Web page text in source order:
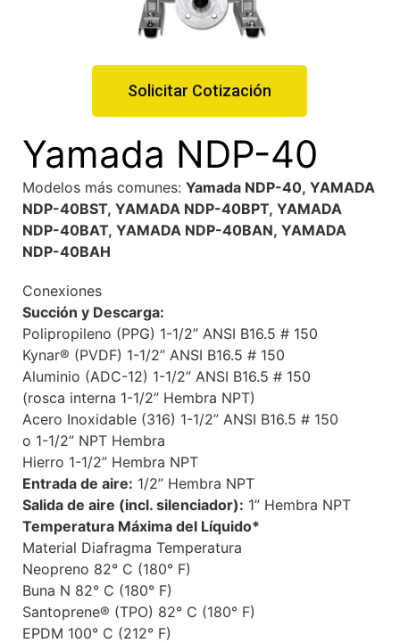
Solicitar Cotización
Yamada NDP-40
Modelos más comunes: Yamada NDP-40, YAMADA
NDP-40BST, YAMADA NDP-40BPT, YAMADA
NDP-40BAT, YAMADA NDP-40BAN, YAMADA
NDP-40BAH
Conexiones
Succión y Descarga:
Polipropileno (PPG) 1-1/2” ANSI B16.5 # 150
Kynar® (PVDF) 1-1/2” ANSI B16.5 # 150
Aluminio (ADC-12) 1-1/2” ANSI B16.5 # 150
(rosca interna 1-1/2” Hembra NPT)
Acero Inoxidable (316) 1-1/2” ANSI B16.5 # 150
o 1-1/2” NPT Hembra
Hierro 1-1/2” Hembra NPT
Entrada de aire: 1/2” Hembra NPT
Salida de aire (incl. silenciador): 1” Hembra NPT
Temperatura Máxima del Líquido*
Material Diafragma Temperatura
Neopreno 82° C (180° F)
Buna N 82° C (180° F)
Santoprene® (TPO) 82° C (180° F)
EPDM 100° C (212° F)